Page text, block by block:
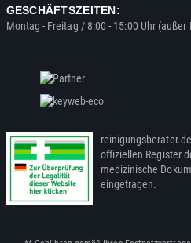
GESCHÄFTSZEITEN:
Montag - Freitag / 8:00 - 15:00 Uhr (außer
offiziellen Register
medizinische
eingetragen.